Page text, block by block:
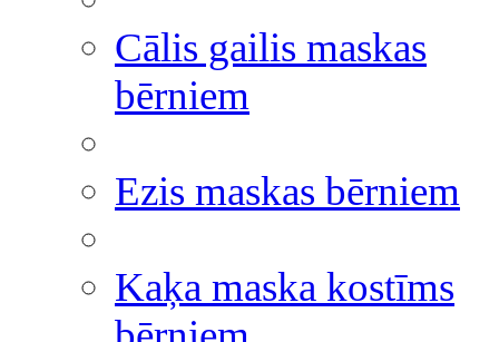
Cālis gailis maskas
bērniem
Ezis maskas bērniem
Kaķa maska kostīms